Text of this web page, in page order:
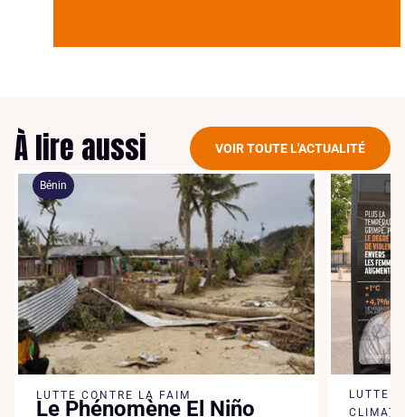
À lire aussi VOIR TOUTE L'ACTUALITÉ
LUTTE CONTRE LE CHANGEMENT
CLIMATIQUE
À